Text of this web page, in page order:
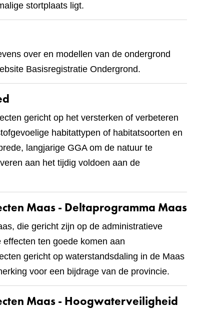
stortplaats ligt.
over en modellen van de ondergrond
Basisregistratie Ondergrond.
gericht op het versterken of verbeteren
habitattypen of habitatsoorten en
langjarige GGA om de natuur te
aan het tijdig voldoen aan de
Maas - Deltaprogramma Maas
die gericht zijn op de administratieve
ten goede komen aan
gericht op waterstandsdaling in de Maas
voor een bijdrage van de provincie.
Maas - Hoogwaterveiligheid